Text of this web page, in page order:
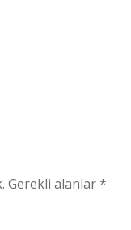
Gerekli alanlar*